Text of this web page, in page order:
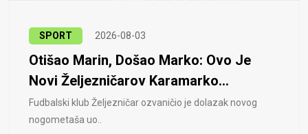
SPORT 2026-08-03
Otišao Marin, Došao Marko: Ovo Je
Novi Željezničarov Karamarko...
Fudbalski klub Željezničar ozvaničio je dolazak novog
nogometaša uo..